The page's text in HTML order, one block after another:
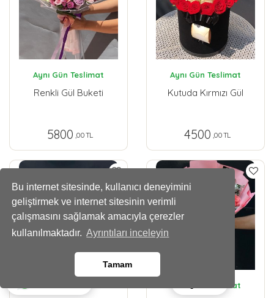
Bu internet sitesinde, kullanıcı deneyimini
geliştirmek ve internet sitesinin verimli
çalışmasını sağlamak amacıyla çerezler
kullanılmaktadır. Ayrıntıları inceleyin
Tamam
Aynı Gün Teslimat
Renkli Gül Buketi
5800 ,00 TL
Aynı Gün Teslimat
Kutuda Kırmızı Gül
4500 ,00 TL
Aynı Gün Teslimat